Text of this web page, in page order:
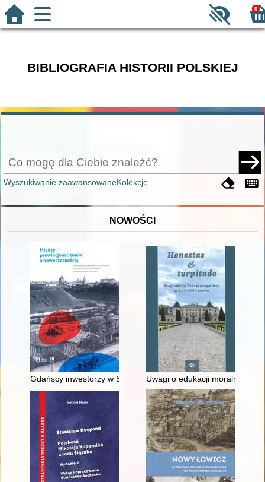
0
BIBLIOGRAFIA HISTORII POLSKIEJ
Wyszukiwanie zaawansowaneKolekcje
NOWOŚCI
Gdańscy inwestorzy w Sopocie : prestiż finansowy i
Uwagi o edukacji moralnej